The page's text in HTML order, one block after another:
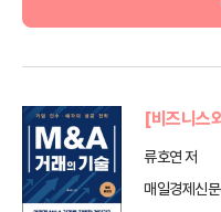
[비즈니스
류호연 저
매일경제신